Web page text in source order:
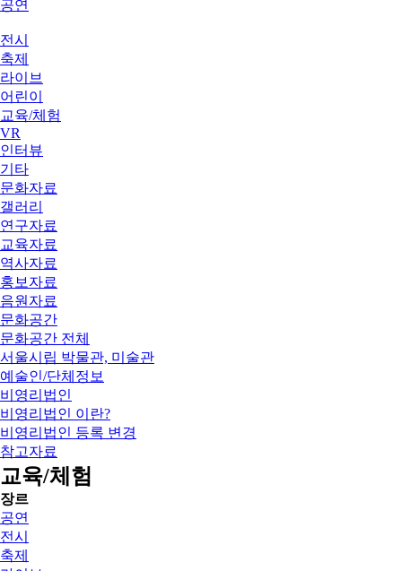
공연
전시
축제
라이브
어린이
교육/체험
VR
인터뷰
기타
문화자료
갤러리
연구자료
교육자료
역사자료
홍보자료
음원자료
문화공간
문화공간 전체
서울시립 박물관, 미술관
예술인/단체정보
비영리법인
비영리법인 이란?
비영리법인 등록 변경
참고자료
교육/체험
장르
공연
전시
축제